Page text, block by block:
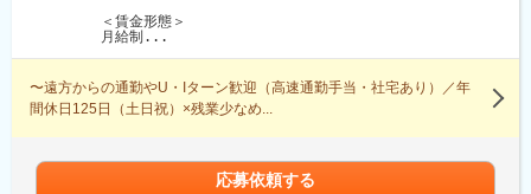
＜賃金形態＞
月給制...
〜遠方からの通勤やU・Iターン歓迎（高速通勤手当・社宅あり）／年
間休日125日（土日祝）×残業少なめ...
応募依頼する